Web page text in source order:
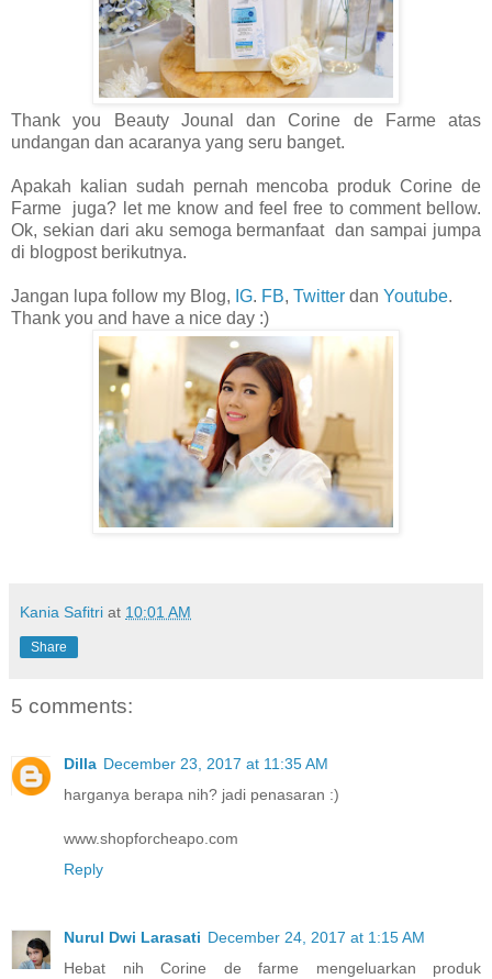
Thank you Beauty Jounal danCorine de Farmeatas
undangan dan acaranya yang seru banget.
Apakah kalian sudah pernah mencoba produkCorine de
Farme
juga? let me know and feel free to comment bellow.
Ok, sekian dari aku semoga bermanfaat dan sampai jumpa
di blogpost berikutnya.
Jangan lupa follow my Blog, IG. FB, Twitter dan Youtube.
Thank you and have a nice day :)
Kania Safitri at 10:01 AM
Share
5 comments:
Dilla December 23, 2017 at 11:35 AM
harganya berapa nih? jadi penasaran :)
www.shopforcheapo.com
Reply
Nurul Dwi Larasati December 24, 2017 at 1:15 AM
Hebat nih Corine de farme mengeluarkan produk